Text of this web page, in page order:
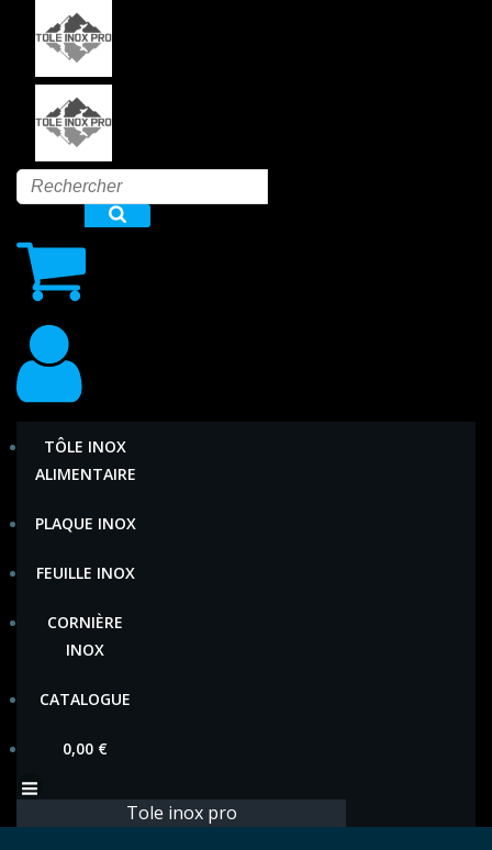
contenu
TÔLE INOX
ALIMENTAIRE
PLAQUE INOX
FEUILLE INOX
CORNIÈRE
INOX
CATALOGUE
0,00 €
Tole inox pro